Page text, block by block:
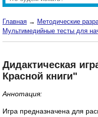
Главная → Методические
Мультимедийные тесты для
Дидактическая
Красной книги"
Аннотация:
Игра предназначена для